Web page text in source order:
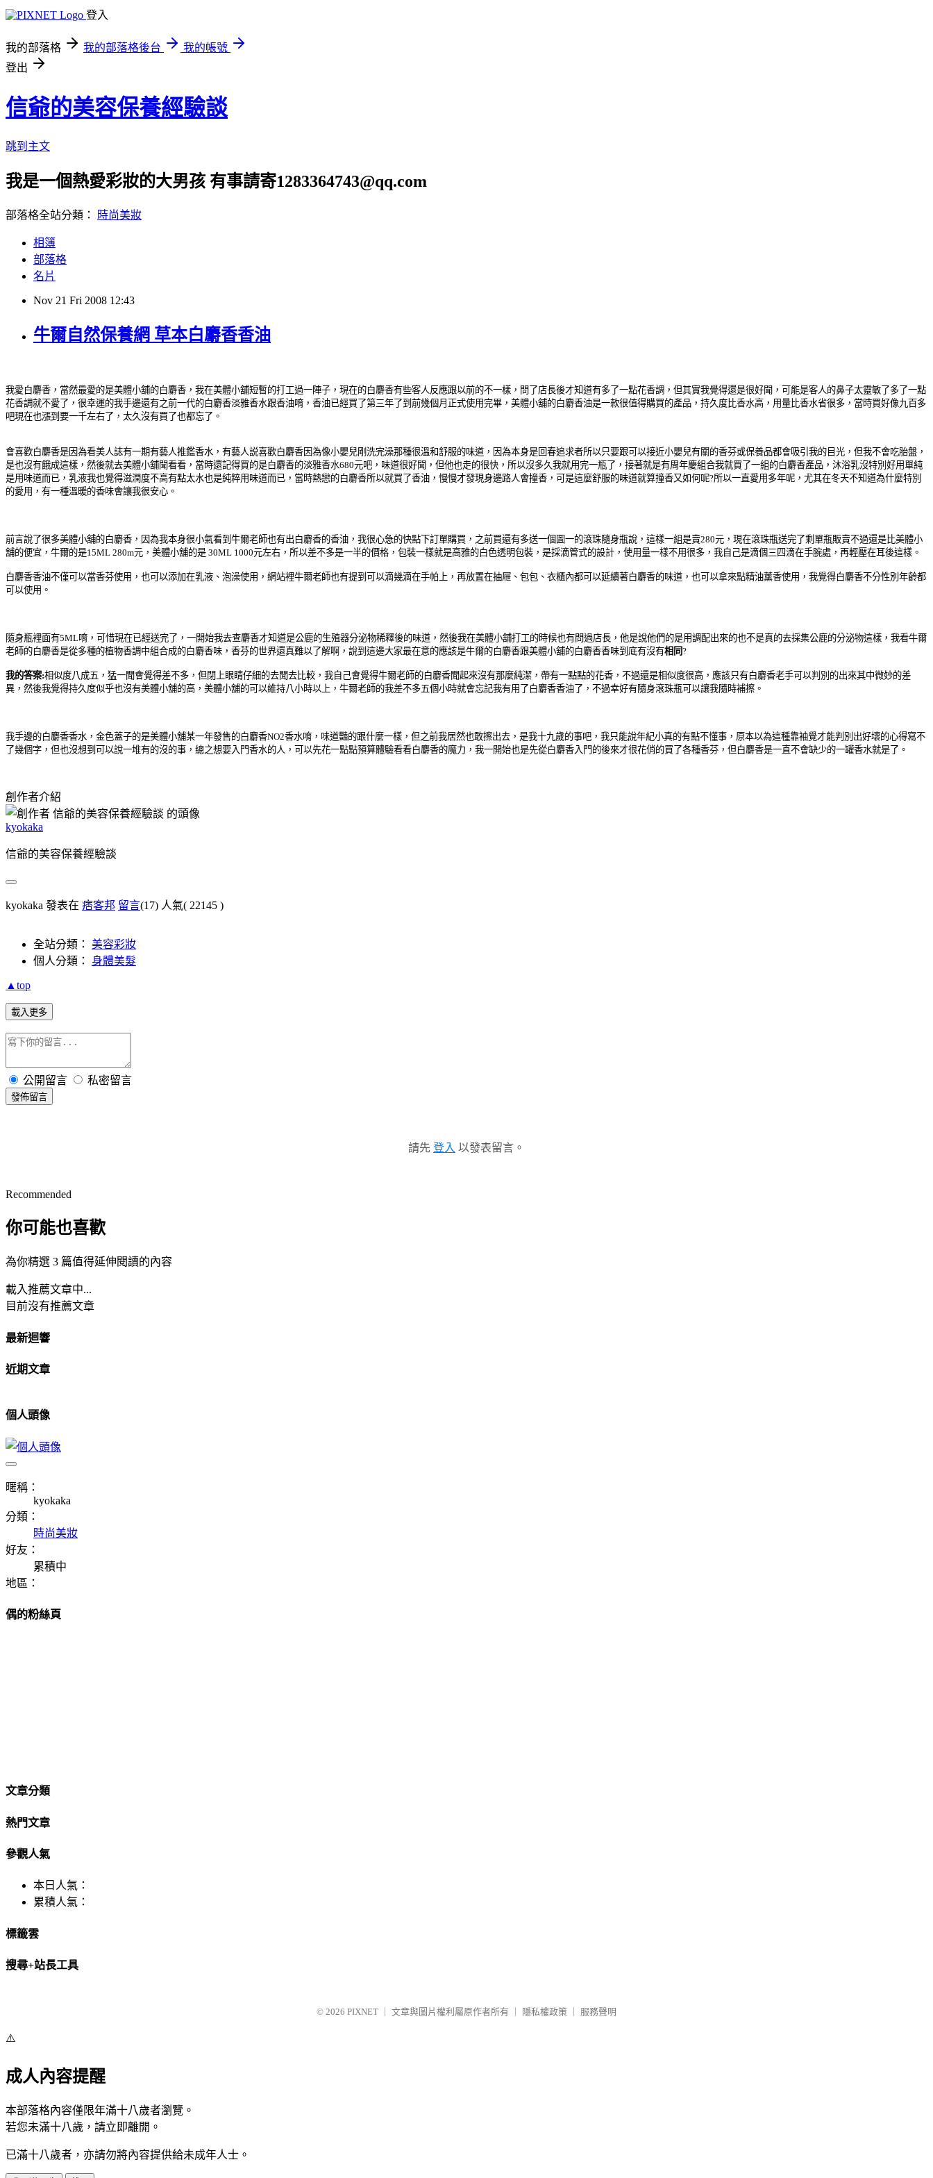
登入
我的部落格 我的部落格後台
我的帳號
登出
信爺的美容保養經驗談
跳到主文
我是一個熱愛彩妝的大男孩 有事請寄1283364743@qq.com
部落格全站分類： 時尚美妝
相簿
部落格
名片
Nov 21 Fri 2008 12:43
牛爾自然保養網 草本白麝香香油
我愛白麝香，當然最愛的是美體小舖的白麝香，我在美體小舖短暫的打工過一陣子，現在的白麝香有些客人反應跟以前的不一樣，問了店長後才知道有多了一點花香調，但其實我覺得還是很好聞，可能是客人的鼻子太靈敏了多了一點
花香調就不愛了，很幸運的我手邊還有之前一代的白麝香淡雅香水跟香油唷，香油已經買了第三年了到前幾個月正式使用完畢，美體小舖的白麝香油是一款很值得購買的產品，持久度比香水高，用量比香水省很多，當時買好像九百多
吧現在也漲到要一千左右了，太久沒有買了也都忘了。
會喜歡白麝香是因為看美人誌有一期有藝人推鑑香水，有藝人説喜歡白麝香因為像小嬰兒剛洗完澡那種很溫和舒服的味道，因為本身是回春追求者所以只要跟可以接近小嬰兒有關的香芬或保養品都會吸引我的目光，但我不會吃胎盤，
是也沒有餓成這樣，然後就去美體小舖聞看看，當時還記得買的是白麝香的淡雅香水680元吧，味道很好聞，但他也走的很快，所以沒多久我就用完一瓶了，接著就是有周年慶組合我就買了一組的白麝香產品，沐浴乳沒特別好用單純
是用味道而已，乳液我也覺得滋潤度不高有點太水也是純粹用味道而已，當時熱戀的白麝香所以就買了香油，慢慢才發現身邊路人會撞香，可是這麼舒服的味道就算撞香又如何呢?所以一直愛用多年呢，尤其在冬天不知道為什麼特別
的愛用，有一種溫暖的香味會讓我很安心。
前言說了很多美體小舖的白麝香，因為我本身很小氣看到牛爾老師也有出白麝香的香油，我很心急的快點下訂單購買，之前買還有多送一個圖一的滾珠隨身瓶說，這樣一組是賣280元，現在滾珠瓶送完了剩單瓶販賣不過還是比美體小
舖的便宜，牛爾的是15ML 280m元，美體小舖的是 30ML 1000元左右，所以差不多是一半的價格，包裝一樣就是高雅的白色透明包裝，是採滴管式的設計，使用量一樣不用很多，我自己是滴個三四滴在手腕處，再輕壓在耳後這樣。
白麝香香油不僅可以當香芬使用，也可以添加在乳液、泡澡使用，網站裡牛爾老師也有提到可以滴幾滴在手帕上，再放置在抽屜、包包、衣櫃內都可以延續著白麝香的味道，也可以拿來點精油薰香使用，我覺得白麝香不分性別年齡都
可以使用。
隨身瓶裡面有5ML唷，可惜現在已經送完了，一開始我去查麝香才知道是公鹿的生殖器分泌物稀釋後的味道，然後我在美體小舖打工的時候也有問過店長，他是說他們的是用調配出來的也不是真的去採集公鹿的分泌物這樣，我看牛爾
老師的白麝香是從多種的植物香調中組合成的白麝香味，香芬的世界還真難以了解啊，說到這邊大家最在意的應該是牛爾的白麝香跟美體小舖的白麝香香味到底有沒有相同?
我的答案:相似度八成五，猛一聞會覺得差不多，但閉上眼睛仔細的去聞去比較，我自己會覺得牛爾老師的白麝香聞起來沒有那麼純潔，帶有一點點的花香，不過還是相似度很高，應該只有白麝香老手可以判別的出來其中微妙的差
異，然後我覺得持久度似乎也沒有美體小舖的高，美體小舖的可以維持八小時以上，牛爾老師的我差不多五個小時就會忘記我有用了白麝香香油了，不過幸好有隨身滾珠瓶可以讓我隨時補擦。
我手邊的白麝香香水，金色蓋子的是美體小舖某一年發售的白麝香NO2香水唷，味道豔的跟什麼一樣，但之前我居然也敢擦出去，是我十九歲的事吧，我只能說年紀小真的有點不懂事，原本以為這種靠袖覺才能判別出好壞的心得寫不
了幾個字，但也沒想到可以說一堆有的沒的事，總之想要入門香水的人，可以先花一點點預算體驗看看白麝香的魔力，我一開始也是先從白麝香入門的後來才很花俏的買了各種香芬，但白麝香是一直不會缺少的一罐香水就是了。
創作者介紹
kyokaka
信爺的美容保養經驗談
kyokaka 發表在 痞客邦 留言(17) 人氣( 22145 )
全站分類： 美容彩妝
個人分類： 身體美髮
▲top
載入更多
公開留言 私密留言
發佈留言
請先 登入 以發表留言。
Recommended
你可能也喜歡
為你精選 3 篇值得延伸閱讀的內容
載入推薦文章中...
目前沒有推薦文章
最新迴響
近期文章
個人頭像
暱稱：
kyokaka
分類：
時尚美妝
好友：
累積中
地區：
偶的粉絲頁
文章分類
熱門文章
參觀人氣
本日人氣：
累積人氣：
標籤雲
搜尋+站長工具
© 2026 PIXNET 文章與圖片權利屬原作者所有 隱私權政策 服務聲明
⚠️
成人內容提醒
本部落格內容僅限年滿十八歲者瀏覽。
若您未滿十八歲，請立即離開。
已滿十八歲者，亦請勿將內容提供給未成年人士。